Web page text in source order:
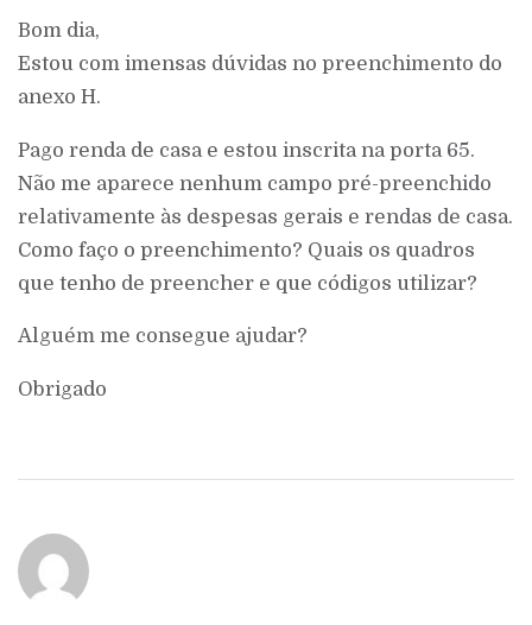
Bom dia,
Estou com imensas dúvidas no preenchimento do
anexo H.
Pago renda de casa e estou inscrita na porta 65.
Não me aparece nenhum campo pré-preenchido
relativamente às despesas gerais e rendas de casa.
Como faço o preenchimento? Quais os quadros
que tenho de preencher e que códigos utilizar?
Alguém me consegue ajudar?
Obrigado